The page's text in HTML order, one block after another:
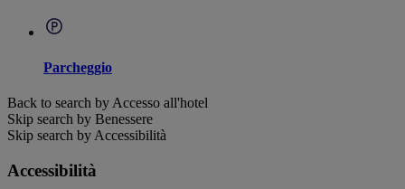
Parcheggio
Back to search by Accesso all'hotel
Skip search by Benessere
Skip search by Accessibilità
Accessibilità